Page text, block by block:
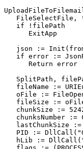
FileSelectFile,
   if !filePath
      ExitApp
json :=
if error :=
      Return error
SplitPath,
fileName :=
oFile :=
fileSize :=
chunkSize :=
chunksNumber :=
lastChunkSize
PID :=
hLib :=